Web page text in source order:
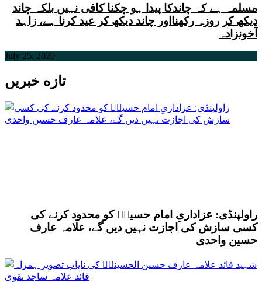
مسلمہ ہے کہ چاندکا پیدا ہو چکنا کافی نہیں بلکہ چاند
دیکھ کر روزہ رکھنااور چاند دیکھ کر عید کرنا ہے، زاہد
آخونزادہ
July 25, 2020
تازه خبریں
راولپنڈی: عزاداریِ امام حسینؑ کو محدود کرنے کی
کسی سازش کی اجازت نہیں دیں گے، علامہ عارف
حسین واحدی